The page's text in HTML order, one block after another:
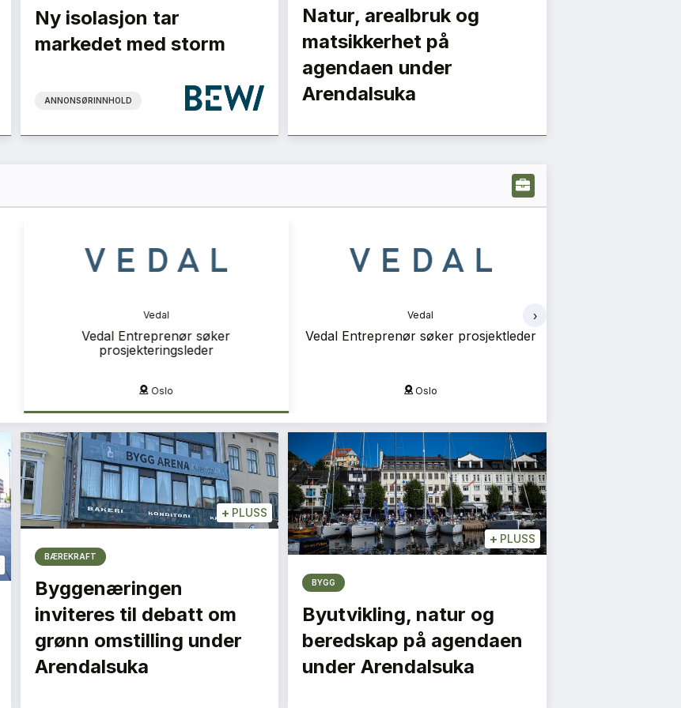
Ny isolasjon tar
markedet med storm
ANNONSØRINNHOLD
Natur, arealbruk og
matsikkerhet på
agendaen under
Arendalsuka
Vedal
Vedal Entreprenør søker
prosjekteringsleder
Oslo
Vedal
Vedal Entreprenør søker prosjektleder
Oslo
›
+ PLUSS
BÆREKRAFT
Byggenæringen
inviteres til debatt om
grønn omstilling under
Arendalsuka
+ PLUSS
BYGG
Byutvikling, natur og
beredskap på agendaen
under Arendalsuka